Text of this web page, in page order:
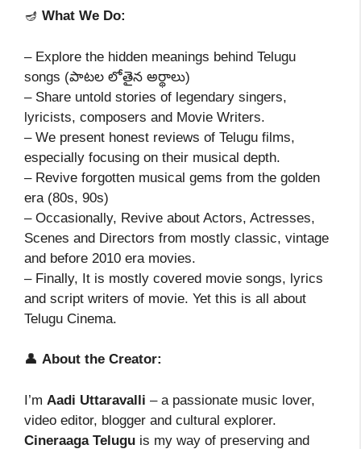
🪔 What We Do:
– Explore the hidden meanings behind Telugu
songs (పాటల లోతైన అర్థాలు)
– Share untold stories of legendary singers,
lyricists, composers and Movie Writers.
– We present honest reviews of Telugu films,
especially focusing on their musical depth.
– Revive forgotten musical gems from the golden
era (80s, 90s)
– Occasionally, Revive about Actors, Actresses,
Scenes and Directors from mostly classic, vintage
and before 2010 era movies.
– Finally, It is mostly covered movie songs, lyrics
and script writers of movie. Yet this is all about
Telugu Cinema.
👤 About the Creator:
I’m Aadi Uttaravalli – a passionate music lover,
video editor, blogger and cultural explorer.
Cineraaga Telugu is my way of preserving and